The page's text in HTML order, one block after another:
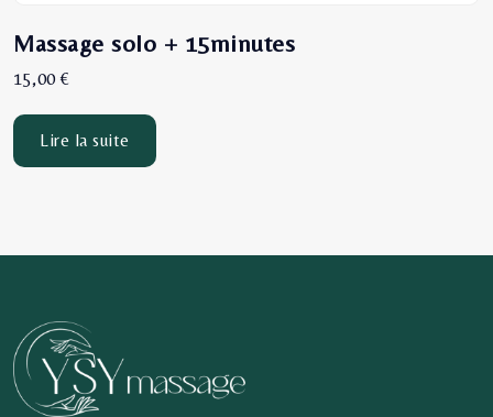
Massage solo + 15minutes
15,00€
Lire la suite